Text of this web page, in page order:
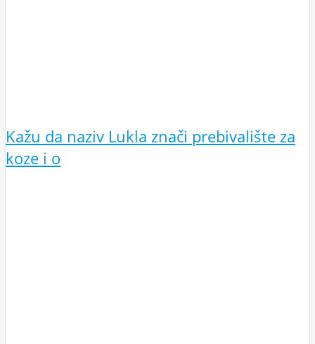
Kažu da naziv Lukla znači prebivalište za
koze i o